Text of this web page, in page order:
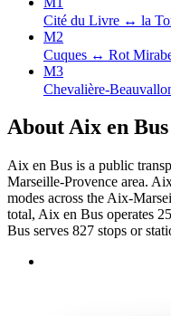
Cité du Livre ↔ la
M2
Cuques ↔ Rot
M3
Chevalière-
About Aix en Bus
Aix en Bus is a public
Marseille-Provence area.
modes across the Aix-
total, Aix en Bus operates
Bus serves 827 stops or